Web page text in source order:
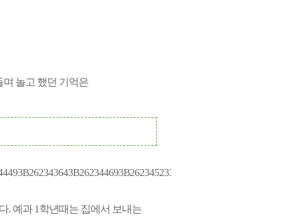
며 놀고 했던 기억은
. 예과 1학년때는 집에서 보내는